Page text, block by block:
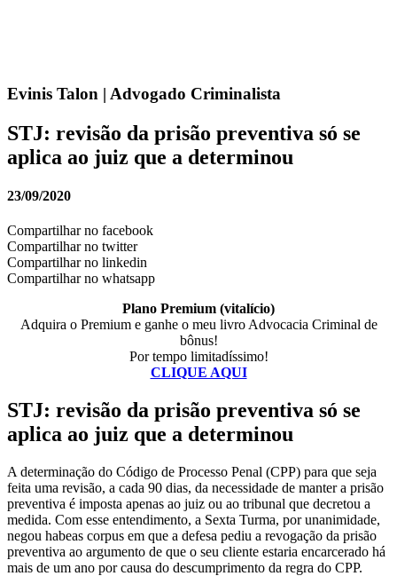
Evinis Talon | Advogado Criminalista
STJ: revisão da prisão preventiva só se
aplica ao juiz que a determinou
23/09/2020
Compartilhar no facebook
Compartilhar no twitter
Compartilhar no linkedin
Compartilhar no whatsapp
Plano Premium (vitalício)
Adquira o Premium e ganhe o meu livro Advocacia Criminal de
bônus!
Por tempo limitadíssimo!
CLIQUE AQUI
STJ: revisão da prisão preventiva só se
aplica ao juiz que a determinou
A determinação do Código de Processo Penal (CPP) para que seja
feita uma revisão, a cada 90 dias, da necessidade de manter a prisão
preventiva é imposta apenas ao juiz ou ao tribunal que decretou a
medida. Com esse entendimento, a Sexta Turma, por unanimidade,
negou habeas corpus em que a defesa pediu a revogação da prisão
preventiva ao argumento de que o seu cliente estaria encarcerado há
mais de um ano por causa do descumprimento da regra do CPP.